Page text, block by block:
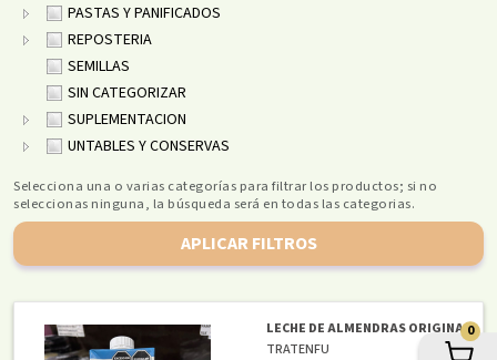
PASTAS Y PANIFICADOS
REPOSTERIA
SEMILLAS
SIN CATEGORIZAR
SUPLEMENTACION
UNTABLES Y CONSERVAS
Selecciona una o varias categorías para filtrar los productos; si no
seleccionas ninguna, la búsqueda será en todas las categorias.
APLICAR FILTROS
LECHE DE ALMENDRAS ORIGINAL
TRATENFU
0